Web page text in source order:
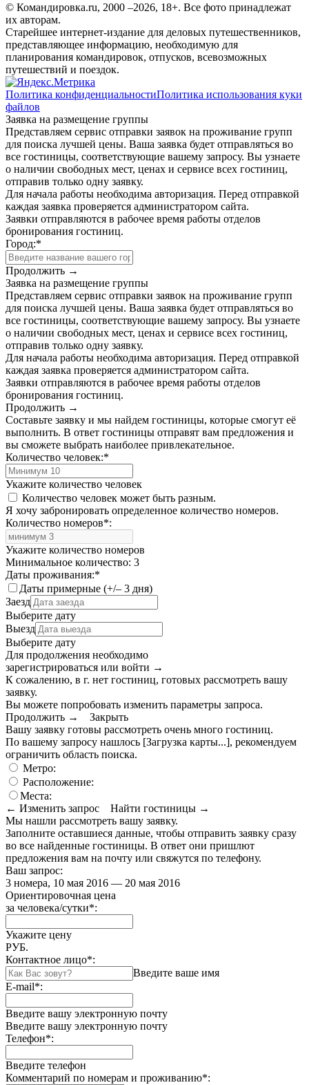
© Командировка.ru, 2000 –2026, 18+. Все фото принадлежат
их авторам.
Старейшее интернет-издание для деловых путешественников,
представляющее информацию, необходимую для
планирования командировок, отпусков, всевозможных
путешествий и поездок.
Политика конфиденциальностиПолитика использования куки
файлов
Заявка на размещение группы
Представляем сервис отправки заявок на проживание групп
для поиска лучшей цены. Ваша заявка будет отправляться во
все гостиницы, соответствующие вашему запросу. Вы узнаете
о наличии свободных мест, ценах и сервисе всех гостиниц,
отправив только одну заявку.
Для начала работы необходима авторизация. Перед отправкой
каждая заявка проверяется администратором сайта.
Заявки отправляются в рабочее время работы отделов
бронирования гостиниц.
Город:*
Продолжить →
Заявка на размещение группы
Представляем сервис отправки заявок на проживание групп
для поиска лучшей цены. Ваша заявка будет отправляться во
все гостиницы, соответствующие вашему запросу. Вы узнаете
о наличии свободных мест, ценах и сервисе всех гостиниц,
отправив только одну заявку.
Для начала работы необходима авторизация. Перед отправкой
каждая заявка проверяется администратором сайта.
Заявки отправляются в рабочее время работы отделов
бронирования гостиниц.
Продолжить →
Составьте заявку и мы найдем гостиницы, которые смогут её
выполнить. В ответ гостиницы отправят вам предложения и
вы сможете выбрать наиболее привлекательное.
Количество человек:*
Укажите количество человек
Количество человек может быть разным.
Я хочу забронировать определенное количество номеров.
Количество номеров*:
Укажите количество номеров
Минимальное количество: 3
Даты проживания:*
Даты примерные (+/– 3 дня)
Заезд
Выберите дату
Выезд
Выберите дату
Для продолжения необходимо
зарегистрироваться или войти →
К сожалению, в г. нет гостиниц, готовых рассмотреть вашу
заявку.
Вы можете попробовать изменить параметры запроса.
Продолжить →
Закрыть
Вашу заявку готовы рассмотреть очень много гостиниц.
По вашему запросу нашлось [Загрузка карты...], рекомендуем
ограничить область поиска.
Метро:
Расположение:
Места:
← Изменить запрос
Найти гостиницы →
Мы нашли рассмотреть вашу заявку.
Заполните оставшиеся данные, чтобы отправить заявку сразу
во все найденные гостиницы. В ответ они пришлют
предложения вам на почту или свяжутся по телефону.
Ваш запрос:
3 номера, 10 мая 2016 — 20 мая 2016
Ориентировочная цена
за человека/сутки*:
Укажите цену
РУБ.
Контактное лицо*:
Введите ваше имя
E-mail*:
Введите вашу электронную почту
Введите вашу электронную почту
Телефон*:
Введите телефон
Комментарий по номерам и проживанию*: